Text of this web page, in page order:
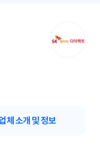
체 소개 및 정보